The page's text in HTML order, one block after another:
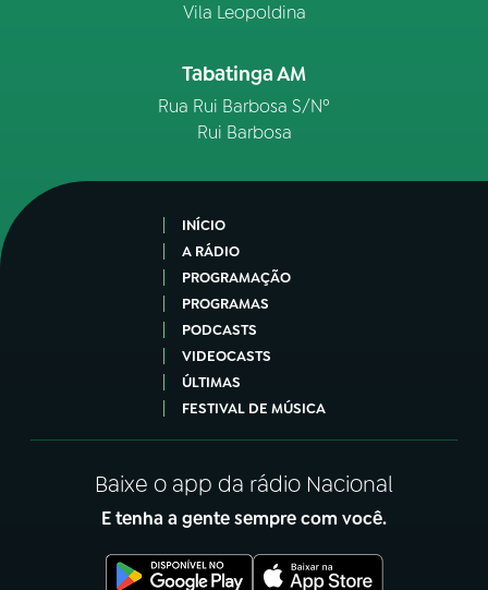
Vila Leopoldina
Tabatinga AM
Rua Rui Barbosa S/Nº
Rui Barbosa
INÍCIO
A RÁDIO
PROGRAMAÇÃO
PROGRAMAS
PODCASTS
VIDEOCASTS
ÚLTIMAS
FESTIVAL DE MÚSICA
Baixe o app da rádio Nacional
E tenha a gente sempre com você.